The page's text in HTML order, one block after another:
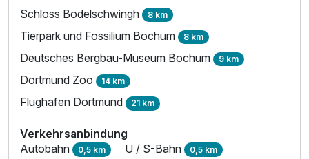
Schloss Bodelschwingh 8 km
Tierpark und Fossilium Bochum 8 km
Deutsches Bergbau-Museum Bochum 9 km
Dortmund Zoo 14 km
Flughafen Dortmund 21 km
Verkehrsanbindung
Autobahn 0,5 km U / S-Bahn 0,5 km